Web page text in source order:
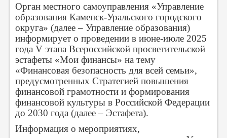
Орган местного самоуправления «Управление
образования Каменск-Уральского городского
округа» (далее – Управление образования)
информирует о проведении в июне-июле 2025
года V этапа Всероссийской просветительской
эстафеты «Мои финансы» на тему
«Финансовая безопасность для всей семьи»,
предусмотренных Стратегией повышения
финансовой грамотности и формирования
финансовой культуры в Российской Федерации
до 2030 года (далее – Эстафета).
Информация о мероприятиях,